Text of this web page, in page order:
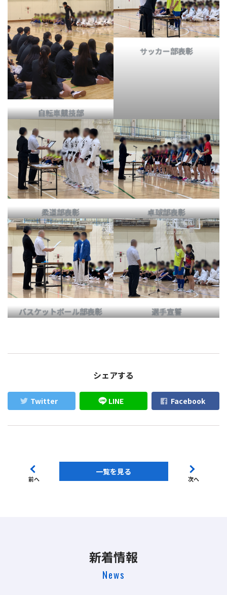
自転車競技部
サッカー部表彰
柔道部表彰 卓球部表彰
バスケットボール部表彰 選手宣誓
シェアする
Twitter LINE Facebook
前へ
一覧を見る
次へ
新着情報
News